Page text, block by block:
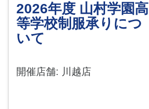
2026年度 山村学園高
等学校制服承りにつ
いて
開催店舗: 川越店